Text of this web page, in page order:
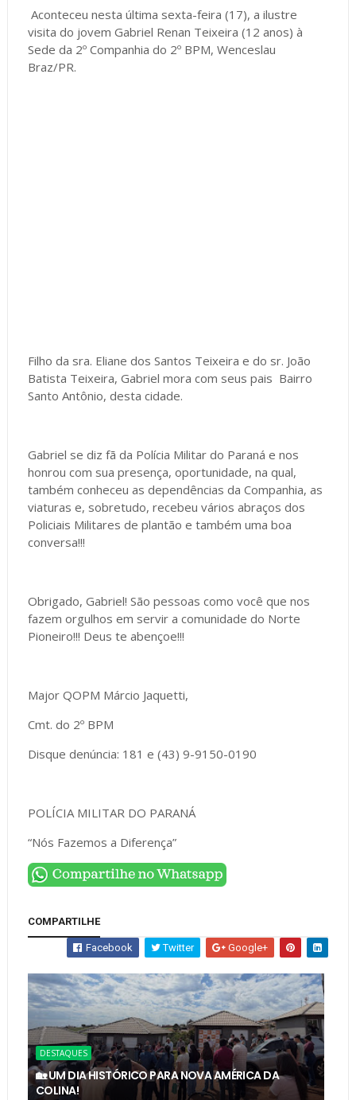
Aconteceu nesta última sexta-feira (17), a ilustre
visita do jovem Gabriel Renan Teixeira (12 anos) à
Sede da 2º Companhia do 2º BPM, Wenceslau
Braz/PR.
Filho da sra. Eliane dos Santos Teixeira e do sr. João
Batista Teixeira, Gabriel mora com seus pais Bairro
Santo Antônio, desta cidade.
Gabriel se diz fã da Polícia Militar do Paraná e nos
honrou com sua presença, oportunidade, na qual,
também conheceu as dependências da Companhia, as
viaturas e, sobretudo, recebeu vários abraços dos
Policiais Militares de plantão e também uma boa
conversa!!!
Obrigado, Gabriel! São pessoas como você que nos
fazem orgulhos em servir a comunidade do Norte
Pioneiro!!! Deus te abençoe!!!
Major QOPM Márcio Jaquetti,
Cmt. do 2º BPM
Disque denúncia: 181 e (43) 9-9150-0190
POLÍCIA MILITAR DO PARANÁ
“Nós Fazemos a Diferença”
COMPARTILHE
Facebook Twitter Google+
DESTAQUES
🏡 UM DIA HISTÓRICO PARA NOVA AMÉRICA DA
COLINA!